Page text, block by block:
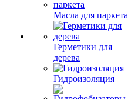
Масла для паркета
Герметики для
дерева
Гидроизоляция